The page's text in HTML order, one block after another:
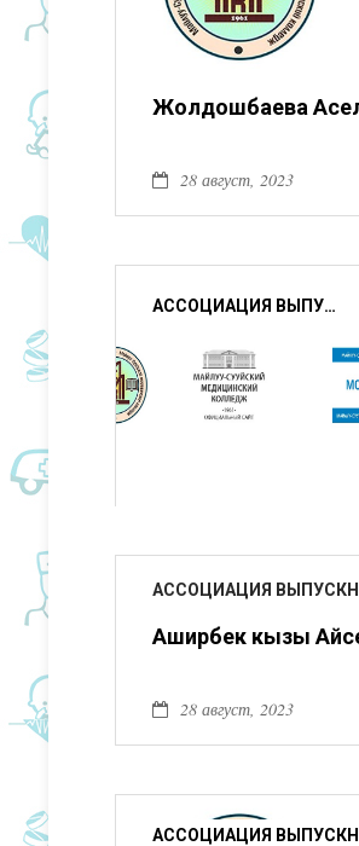
Жолдошбаева
28 август, 2023
АССОЦИАЦИЯ ВЫПУСКНИКОВ
АССОЦИАЦИЯ
Аширбек кызы
28 август, 2023
АССОЦИАЦИЯ